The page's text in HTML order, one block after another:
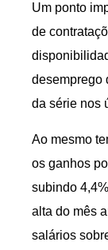
Um ponto
de
desemprego
da série nos
Ao mesmo
os ganhos
subindo
alta do mês
salários